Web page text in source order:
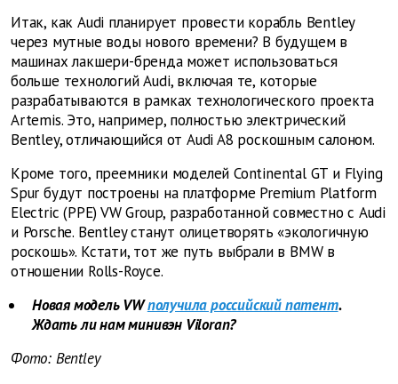
Итак, как Audi планирует провести корабль Bentley
через мутные воды нового времени? В будущем в
машинах лакшери-бренда может использоваться
больше технологий Audi, включая те, которые
разрабатываются в рамках технологического проекта
Artemis. Это, например, полностью электрический
Bentley, отличающийся от Audi A8 роскошным салоном.
Кроме того, преемники моделей Continental GT и Flying
Spur будут построены на платформе Premium Platform
Electric (PPE) VW Group, разработанной совместно с Audi
и Porsche. Bentley станут олицетворять «экологичную
роскошь». Кстати, тот же путь выбрали в BMW в
отношении Rolls-Royce.
Новая модель VWполучила российский патент.
Ждать ли нам минивэн Viloran?
Фото: Bentley